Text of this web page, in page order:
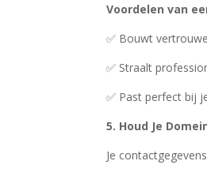
Voordelen van
✅ Bouwt
✅ Straalt
✅ Past perfect bij
5. Houd Je
Je